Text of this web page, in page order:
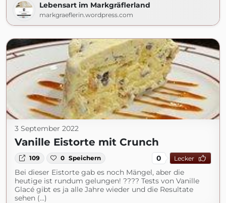
Lebensart im Markgräflerland
markgraeflerin.wordpress.com
3 September 2022
Vanille Eistorte mit Crunch
109 0 Speichern 0 Lecker
Bei dieser Eistorte gab es noch Mängel, aber die
heutige ist rundum gelungen! ???? Tests von Vanille
Glacé gibt es ja alle Jahre wieder und die Resultate
sehen (...)